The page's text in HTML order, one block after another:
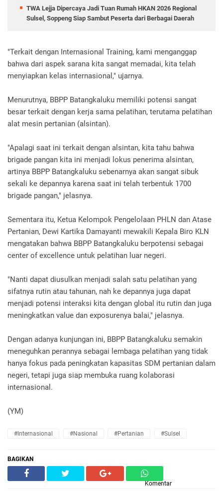
TWA Lejja Dipercaya Jadi Tuan Rumah HKAN 2026 Regional
Sulsel, Soppeng Siap Sambut Peserta dari Berbagai Daerah
"Terkait dengan Internasional Training, kami menganggap
bahwa dari aspek sarana kita sangat memadai, kita telah
menyiapkan kelas internasional," ujarnya.
Menurutnya, BBPP Batangkaluku memiliki potensi sangat
besar terkait dengan kerja sama pelatihan, terutama pelatihan
alat mesin pertanian (alsintan).
"Apalagi saat ini terkait dengan alsintan, kita tahu bahwa
brigade pangan kita ini menjadi lokus penerima alsintan,
artinya BBPP Batangkaluku sebenarnya akan sangat sibuk
sekali ke depannya karena saat ini telah terbentuk 1700
brigade pangan," jelasnya.
Sementara itu, Ketua Kelompok Pengelolaan PHLN dan Atase
Pertanian, Dewi Kartika Damayanti mewakili Kepala Biro KLN
mengatakan bahwa BBPP Batangkaluku berpotensi sebagai
center of excellence untuk pelatihan luar negeri.
"Nanti dapat diusulkan menjadi salah satu pelatihan yang
sifatnya rutin atau tahunan, nah ke depannya juga dapat
menjadi potensi interaksi kita dengan global itu rutin dan juga
meningkatkan value dan exposurenya balai," jelasnya.
Dengan adanya kunjungan ini, BBPP Batangkaluku semakin
meneguhkan perannya sebagai lembaga pelatihan yang tidak
hanya fokus pada peningkatan kapasitas SDM pertanian dalam
negeri, tetapi juga siap membuka ruang kolaborasi
internasional.
(YM)
#Internasional #Nasional #Pertanian #Sulsel
BAGIKAN
Komentar